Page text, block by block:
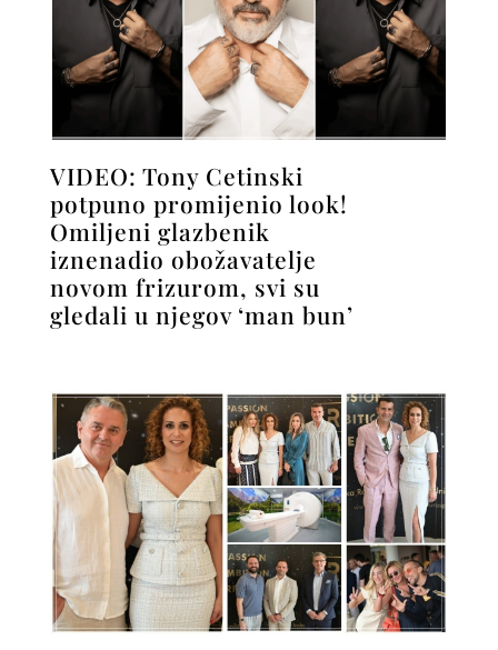
VIDEO: Tony Cetinski
potpuno promijenio look!
Omiljeni glazbenik
iznenadio obožavatelje
novom frizurom, svi su
gledali u njegov ‘man bun’